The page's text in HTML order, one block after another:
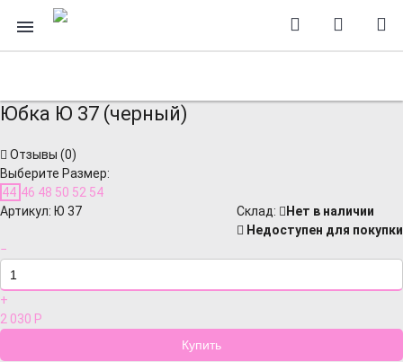
Юбка Ю 37 (черный)
Отзывы (0)
Выберите Размер:
44 46 48 50 52 54
Артикул: Ю 37 Cклад:
Нет в наличии
Недоступен для покупки
−
+
2 030 Р